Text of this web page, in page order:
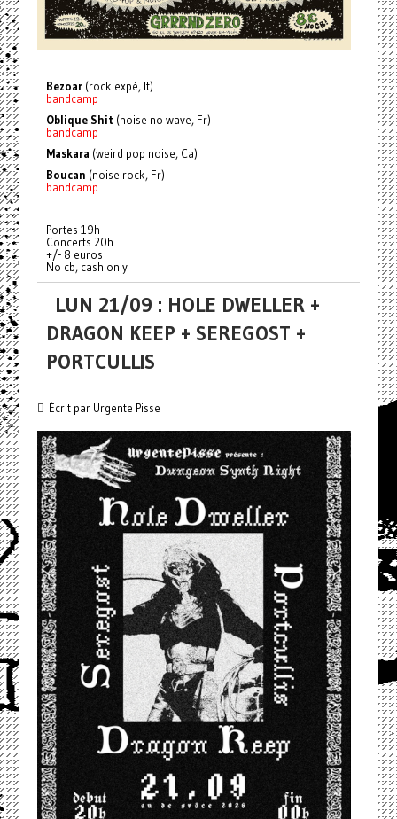
Bezoar(rock expé, It)
bandcamp
Oblique Shit (noise no wave, Fr)
bandcamp
Maskara (weird pop noise, Ca)
Boucan (noise rock, Fr)
bandcamp
Portes 19h
Concerts 20h
+/- 8 euros
No cb, cash only
LUN 21/09 : HOLE DWELLER +
DRAGON KEEP + SEREGOST +
PORTCULLIS
Écrit par Urgente Pisse